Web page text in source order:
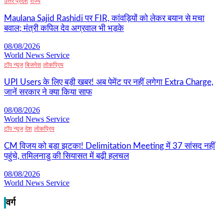
Maulana Sajid Rashidi पर FIR, कांवड़ियों को लेकर बयान से मचा
बवाल; मंत्री कपिल देव अग्रवाल भी भड़के
08/08/2026
World News Service
टॉप न्यूज बिजनेस लोकप्रिय
UPI Users के लिए बड़ी खबर! अब पेमेंट पर नहीं लगेगा Extra Charge,
जानें सरकार ने क्या किया साफ
08/08/2026
World News Service
टॉप न्यूज देश लोकप्रिय
CM विजय को बड़ा झटका! Delimitation Meeting में 37 सांसद नहीं
पहुंचे, तमिलनाडु की सियासत में बढ़ी हलचल
08/08/2026
World News Service
वर्ग